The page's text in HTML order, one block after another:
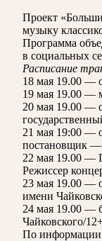
Проект
музыку
Программа
в социальных
Расписание
18 мая 19.00 —
19 мая 19.00 —
20 мая 19.00 —
21 мая 19:00 —
постановщик —
22 мая 19.00 —
Режиссер
23 мая 19.00 —
имени
24 мая 19.00 —
Чайковского/
По информации